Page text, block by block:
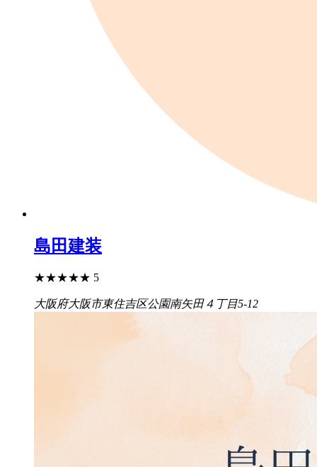
島田建装
★★★★★ 5
大阪府大阪市東住吉区公園南矢田４丁目5-12